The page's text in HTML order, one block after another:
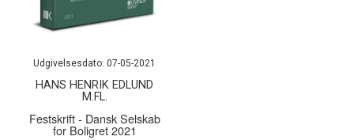
Udgivelsesdato: 07-05-2021
HANS HENRIK EDLUND
M.FL.
Festskrift - Dansk Selskab
for Boligret 2021